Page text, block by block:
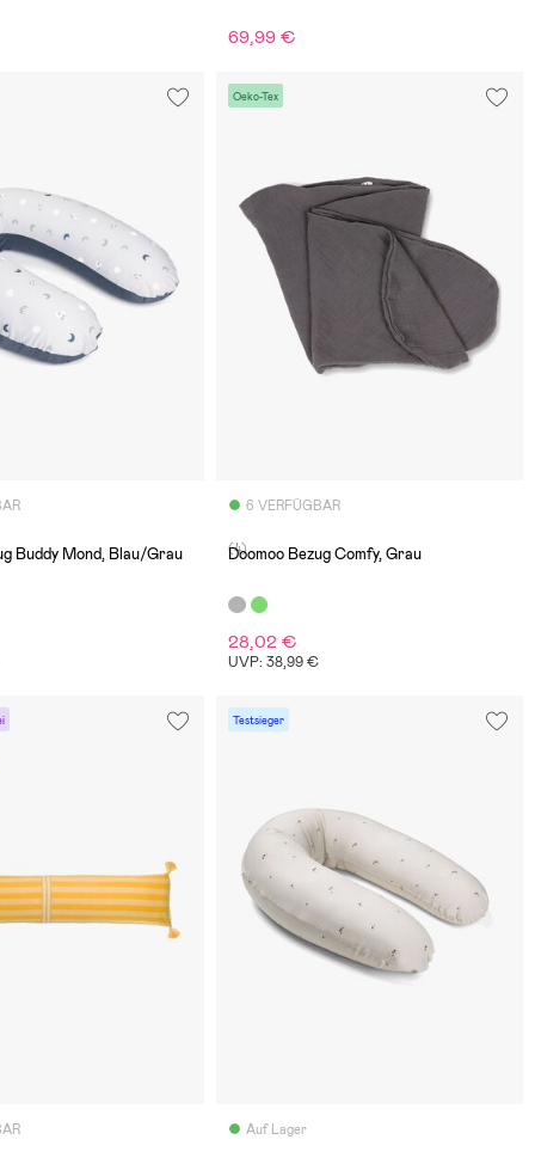
69,99 €
Buddy Mond, Blau/Grau
Oeko-Tex
6 VERFÜGBAR
(4)
Doomoo Bezug Comfy, Grau
28,02 €
UVP: 38,99 €
Testsieger
Auf Lager